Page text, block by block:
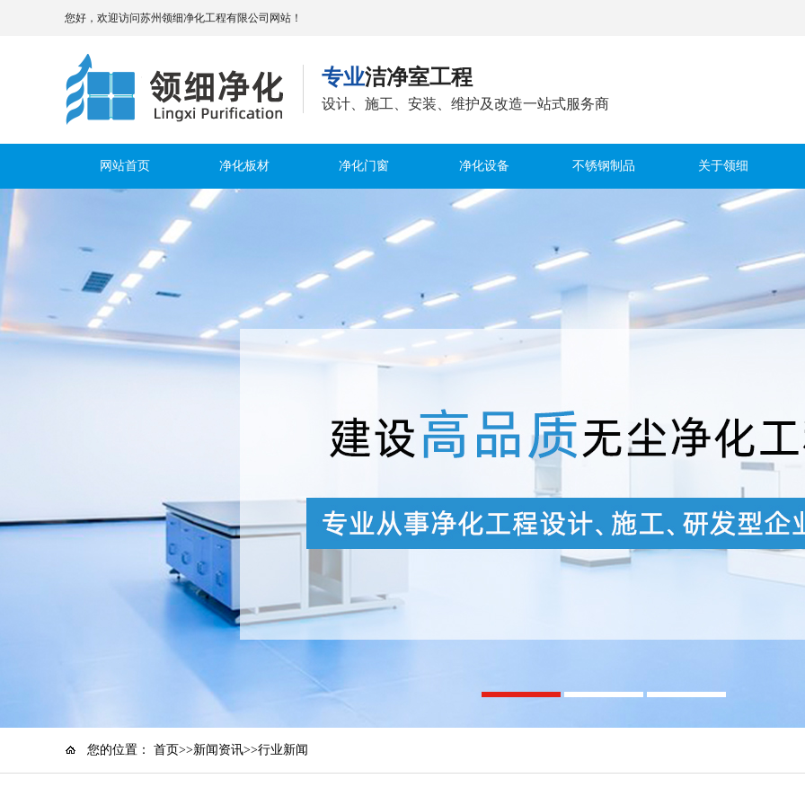
您好，欢迎访问苏州领细净化工程有限公司网站！
专业洁净室工程
设计、施工、安装、维护及改造一站式服务商
网站首页 净化板材 净化门窗 净化设备 不锈钢制品 关于领细
您的位置： 首页>>新闻资讯>>行业新闻